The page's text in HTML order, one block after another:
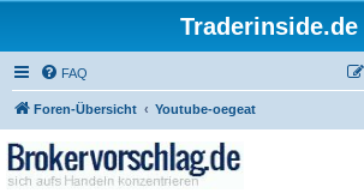
Traderinside.de
FAQ
Foren-Übersicht Youtube-oegeat